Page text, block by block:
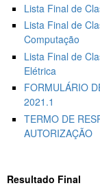
Lista Final de
Lista Final de
Computação
Lista Final de
Elétrica
FORMULÁRIO
2021.1
TERMO DE
AUTORIZAÇÃO
Resultado Final